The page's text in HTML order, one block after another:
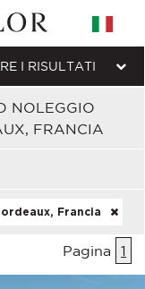
NOLEGGIO
FRANCIA
I RISULTATI
Francia
Pagina 1